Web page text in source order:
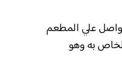
علي المطعم
به وهو